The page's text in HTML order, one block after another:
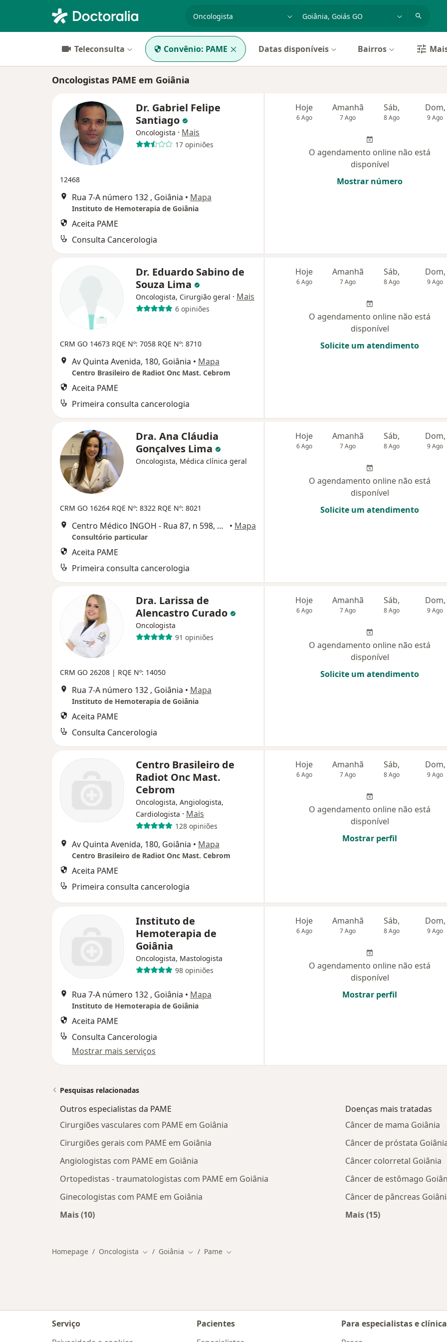
cidade ou região
Teleconsulta Convênio: PAME Datas disponíveis Bairros
Oncologistas PAME em Goiânia
Dr. Gabriel Felipe
Santiago
Oncologista · Mais
17 opiniões
12468
Rua 7-A número 132 , Goiânia • Mapa
Instituto de Hemoterapia de Goiânia
Aceita PAME
Consulta Cancerologia
Hoje
6 Ago
Amanhã
7 Ago
Sáb,
8 Ago
Dom,
9 Ago
O agendamento online não está
disponível
Mostrar número
Dr. Eduardo Sabino de
Souza Lima
Oncologista, Cirurgião geral · Mais
6 opiniões
CRM GO 14673 RQE Nº: 7058 RQE Nº: 8710
Av Quinta Avenida, 180, Goiânia • Mapa
Centro Brasileiro de Radiot Onc Mast. Cebrom
Aceita PAME
Primeira consulta cancerologia
Hoje
6 Ago
Amanhã
7 Ago
Sáb,
8 Ago
Dom,
9 Ago
O agendamento online não está
disponível
Solicite um atendimento
Dra. Ana Cláudia
Gonçalves Lima
Oncologista, Médica clínica geral
CRM GO 16264 RQE Nº: 8322 RQE Nº: 8021
Centro Médico INGOH - Rua 87, n 598, Goiânia • Mapa
Consultório particular
Aceita PAME
Primeira consulta cancerologia
Hoje
6 Ago
Amanhã
7 Ago
Sáb,
8 Ago
Dom,
9 Ago
O agendamento online não está
disponível
Solicite um atendimento
Dra. Larissa de
Alencastro Curado
Oncologista
91 opiniões
CRM GO 26208 | RQE Nº: 14050
Rua 7-A número 132 , Goiânia • Mapa
Instituto de Hemoterapia de Goiânia
Aceita PAME
Consulta Cancerologia
Hoje
6 Ago
Amanhã
7 Ago
Sáb,
8 Ago
Dom,
9 Ago
O agendamento online não está
disponível
Solicite um atendimento
Centro Brasileiro de
Radiot Onc Mast.
Cebrom
Oncologista, Angiologista,
Cardiologista · Mais
128 opiniões
Av Quinta Avenida, 180, Goiânia • Mapa
Centro Brasileiro de Radiot Onc Mast. Cebrom
Aceita PAME
Primeira consulta cancerologia
Hoje
6 Ago
Amanhã
7 Ago
Sáb,
8 Ago
Dom,
9 Ago
O agendamento online não está
disponível
Mostrar perfil
Instituto de
Hemoterapia de
Goiânia
Oncologista, Mastologista
98 opiniões
Rua 7-A número 132 , Goiânia • Mapa
Instituto de Hemoterapia de Goiânia
Aceita PAME
Consulta Cancerologia
Mostrar mais serviços
Hoje
6 Ago
Amanhã
7 Ago
Sáb,
8 Ago
Dom,
9 Ago
O agendamento online não está
disponível
Mostrar perfil
Pesquisas relacionadas
Outros especialistas da PAME
Cirurgiões vasculares com PAME em Goiânia
Cirurgiões gerais com PAME em Goiânia
Angiologistas com PAME em Goiânia
Ortopedistas - traumatologistas com PAME em Goiânia
Ginecologistas com PAME em Goiânia
Mais (10)
Doenças mais tratadas
Câncer de mama Goiânia
Câncer de próstata
Câncer colorretal Goiânia
Câncer de estômago
Câncer de pâncreas
Mais (15)
Homepage Oncologista Mudar de cidade
Goiânia Mudar de cidade
Pame Mudar de cidade
Serviço
Pacientes
Para especialistas e